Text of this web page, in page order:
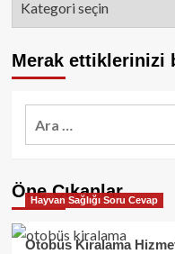
Merak ettiklerinizi
Öne Çıkanlar
Hayvan Sağlığı Soru Cevap
Otobüs Kiralama